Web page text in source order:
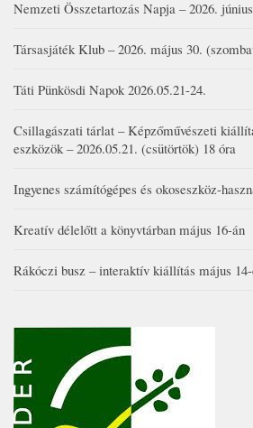
Nemzeti Összetartozás Napja – 2026.
Társasjáték Klub – 2026. május 30.
Táti Pünkösdi Napok 2026.05.21-24.
Csillagászati tárlat – Képzőművészeti
eszközök – 2026.05.21. (csütörtök) 18 óra
Ingyenes számítógépes és okoseszköz-
Kreatív délelőtt a könyvtárban május 16-án
Rákóczi busz – interaktív kiállítás május